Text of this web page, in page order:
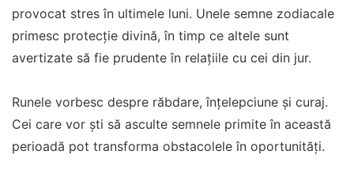
provocat stres în ultimele luni. Unele semne zodiacale
primesc protecție divină, în timp ce altele sunt
avertizate să fie prudente în relațiile cu cei din jur.
Runele vorbesc despre răbdare, înțelepciune și curaj.
Cei care vor ști să asculte semnele primite în această
perioadă pot transforma obstacolele în oportunități.